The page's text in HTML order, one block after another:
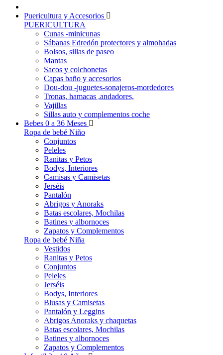
Puericultura y Accesorios
PUERICULTURA
Cunas -minicunas
Sábanas Edredón protectores y almohadas
Bolsos, sillas de paseo
Mantas
Sacos y colchonetas
Capas baño y accesorios
Dou-dou -juguetes-sonajeros-mordedores
Tronas, hamacas ,andadores,
Vajillas
Sillas auto y complementos coche
Bebes 0 a 36 Meses
Ropa de bebé Niño
Conjuntos
Peleles
Ranitas y Petos
Bodys, Interiores
Camisas y Camisetas
Jerséis
Pantalón
Abrigos y Anoraks
Batas escolares, Mochilas
Batines y albornoces
Zapatos y Complementos
Ropa de bebé Niña
Vestidos
Ranitas y Petos
Conjuntos
Peleles
Jerséis
Bodys, Interiores
Blusas y Camisetas
Pantalón y Leggins
Abrigos Anoraks y chaquetas
Batas escolares, Mochilas
Batines y albornoces
Zapatos y Complementos